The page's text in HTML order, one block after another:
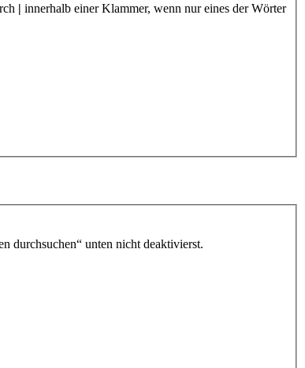
| innerhalb einer Klammer, wenn nur eines der Wörter
durchsuchen“ unten nicht deaktivierst.